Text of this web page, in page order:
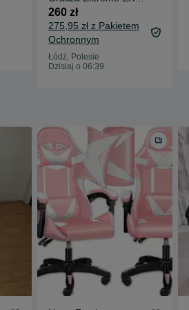
Black/Orange
260 zł
275,95 zł z Pakietem
Ochronnym
Łódź, Polesie
Dzisiaj o 06:39